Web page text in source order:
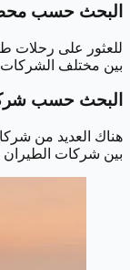
البحث حسب
للعثور على رحلات
بين مختلف
البحث حسب
هناك العديد من
بين شركات الطيران